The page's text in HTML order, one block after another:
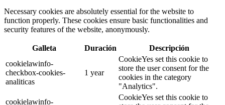
Necessary cookies are absolutely essential for the website to
function properly. These cookies ensure basic functionalities and
security features of the website, anonymously.
Galleta Duración
Descripción
cookielawinfo-
checkbox-cookies-
analiticas
1 year
CookieYes set this cookie to
store the user consent for the
cookies in the category
"Analytics".
cookielawinfo-
CookieYes set this cookie to